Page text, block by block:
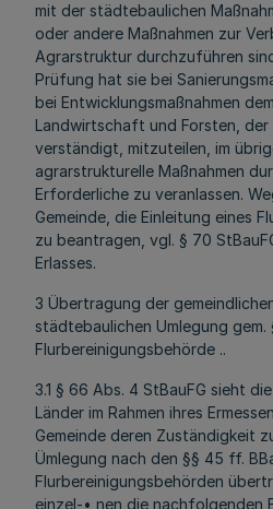
mit der städtebaulichen
oder andere Maßnahmen zur
Agrarstruktur durchzuführen
Prüfung hat sie bei
bei Entwicklungsmaßnahmen
Landwirtschaft und Forsten, der
verständigt, mitzuteilen, im
agrarstrukturelle Maßnahmen
Erforderliche zu veranlassen.
Gemeinde, die Einleitung eines
zu beantragen, vgl. § 70
Erlasses.
3 Übertragung der
städtebaulichen Umlegung
Flurbereinigungsbehörde ..
3.1 § 66 Abs. 4 StBauFG sieht
Länder im Rahmen ihres
Gemeinde deren Zuständigkeit
Ümlegung nach den §§ 45 ff.
Flurbereinigungsbehörden
einzel-• nen die nachfolgenden